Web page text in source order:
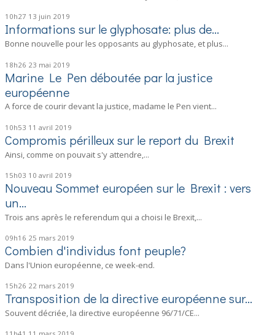
10h27 13 juin 2019
Informations sur le glyphosate: plus de...
Bonne nouvelle pour les opposants au glyphosate, et plus...
18h26 23 mai 2019
Marine Le Pen déboutée par la justice
européenne
A force de courir devant la justice, madame le Pen vient...
10h53 11 avril 2019
Compromis périlleux sur le report du Brexit
Ainsi, comme on pouvait s'y attendre,...
15h03 10 avril 2019
Nouveau Sommet européen sur le Brexit : vers
un...
Trois ans après le referendum qui a choisi le Brexit,...
09h16 25 mars 2019
Combien d'individus font peuple?
Dans l'Union européenne, ce week-end.
15h26 22 mars 2019
Transposition de la directive européenne sur...
Souvent décriée, la directive européenne 96/71/CE...